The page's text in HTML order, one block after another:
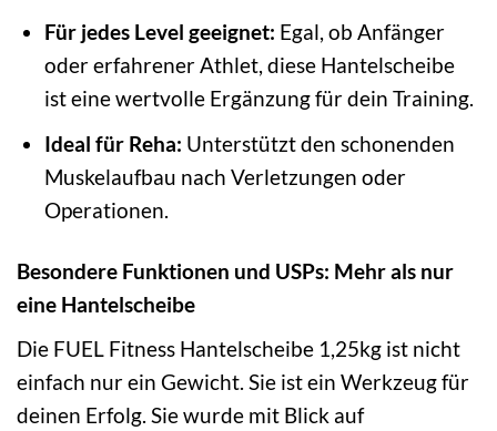
Für jedes Level geeignet: Egal, ob Anfänger
oder erfahrener Athlet, diese Hantelscheibe
ist eine wertvolle Ergänzung für dein Training.
Ideal für Reha: Unterstützt den schonenden
Muskelaufbau nach Verletzungen oder
Operationen.
Besondere Funktionen und USPs: Mehr als nur
eine Hantelscheibe
Die FUEL Fitness Hantelscheibe 1,25kg ist nicht
einfach nur ein Gewicht. Sie ist ein Werkzeug für
deinen Erfolg. Sie wurde mit Blick auf